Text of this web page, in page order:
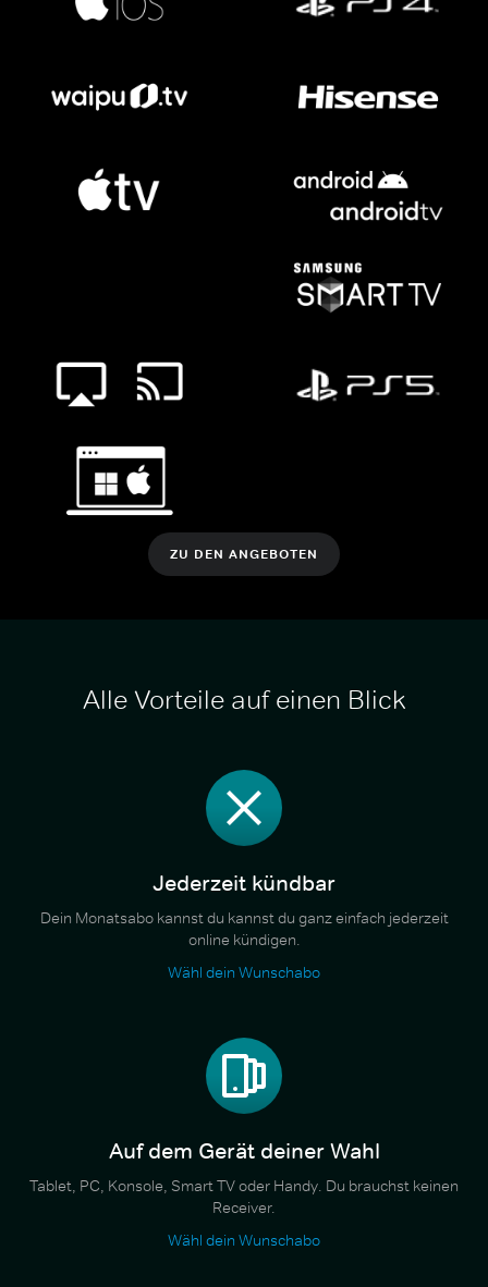
ZU DEN ANGEBOTEN
Alle Vorteile auf einen Blick
Jederzeit kündbar
Dein Monatsabo kannst du kannst du ganz einfach jederzeit
online kündigen.
Wähl dein Wunschabo
Auf dem Gerät deiner Wahl
Tablet, PC, Konsole, Smart TV oder Handy. Du brauchst keinen
Receiver.
Wähl dein Wunschabo